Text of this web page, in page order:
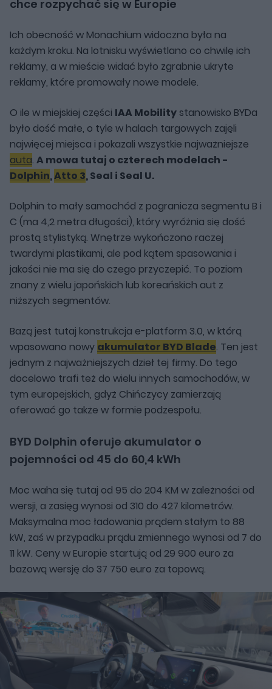
chce rozpychać się w Europie
Ich obecność w Monachium widoczna była na
każdym kroku. Na lotnisku wyświetlano co chwilę ich
reklamy, a w mieście widać było zgrabnie ukryte
reklamy, które promowały nowe modele.
O ile w miejskiej części IAA Mobility stanowisko BYDa
było dość małe, o tyle w halach targowych zajęli
najwięcej miejsca i pokazali wszystkie najważniejsze
auta. A mowa tutaj o czterech modelach -
Dolphin,Atto 3, Seal i Seal U.
Dolphin to mały samochód z pogranicza segmentu B i
C (ma 4,2 metra długości), który wyróżnia się dość
prostą stylistyką. Wnętrze wykończono raczej
twardymi plastikami, ale pod kątem spasowania i
jakości nie ma się do czego przyczepić. To poziom
znany z wielu japońskich lub koreańskich aut z
niższych segmentów.
Bazą jest tutaj konstrukcja e-platform 3.0, w którą
wpasowano nowy akumulator BYD Blade. Ten jest
jednym z najważniejszych dzieł tej firmy. Do tego
docelowo trafi też do wielu innych samochodów, w
tym europejskich, gdyż Chińczycy zamierzają
oferować go także w formie podzespołu.
BYD Dolphin oferuje akumulator o
pojemności od 45 do 60,4 kWh
Moc waha się tutaj od 95 do 204 KM w zależności od
wersji, a zasięg wynosi od 310 do 427 kilometrów.
Maksymalna moc ładowania prądem stałym to 88
kW, zaś w przypadku prądu zmiennego wynosi od 7 do
11 kW. Ceny w Europie startują od 29 900 euro za
bazową wersję do 37 750 euro za topową.